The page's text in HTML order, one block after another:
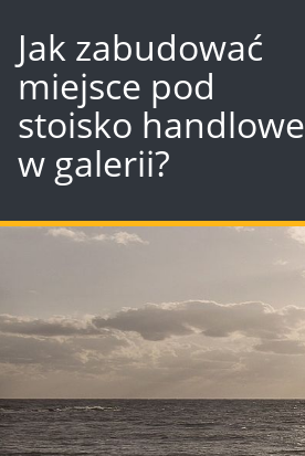
Jak zabudować
miejsce pod
stoisko handlowe
w galerii?